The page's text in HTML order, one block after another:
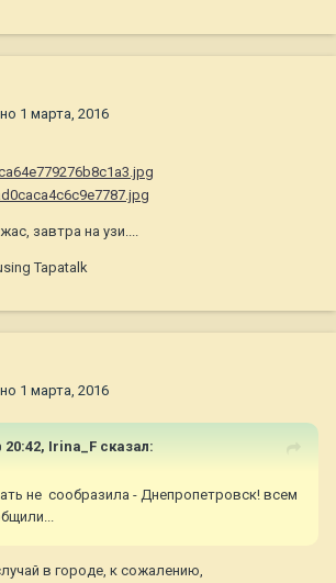
1 марта, 2016
завтра на узи....
Tapatalk
1 марта, 2016
20:42, Irina_F сказал:
не сообразила - Днепропетровск! всем
в городе, к сожалению,